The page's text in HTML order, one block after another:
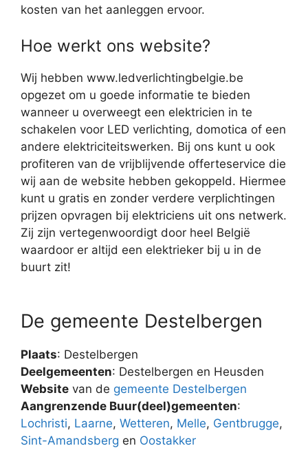
kosten van het aanleggen ervoor.
Hoe werkt ons website?
Wij hebben www.ledverlichtingbelgie.be
opgezet om u goede informatie te bieden
wanneer u overweegt een elektricien in te
schakelen voor LED verlichting, domotica of een
andere elektriciteitswerken. Bij ons kunt u ook
profiteren van de vrijblijvende offerteservice die
wij aan de website hebben gekoppeld. Hiermee
kunt u gratis en zonder verdere verplichtingen
prijzen opvragen bij elektriciens uit ons netwerk.
Zij zijn vertegenwoordigt door heel België
waardoor er altijd een elektrieker bij u in de
buurt zit!
De gemeente Destelbergen
Plaats: Destelbergen
Deelgemeenten: Destelbergen en Heusden
Website van de gemeente Destelbergen
Aangrenzende Buur(deel)gemeenten:
Lochristi, Laarne, Wetteren, Melle, Gentbrugge,
Sint-Amandsberg en Oostakker